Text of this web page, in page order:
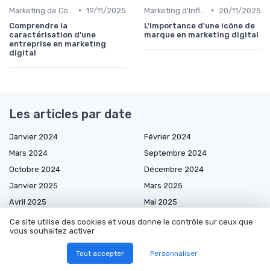
• 19/11/2025
Comprendre la
caractérisation d'une
entreprise en marketing
digital
•
20/11/2025
L'importance d'une icône de
marque en marketing digital
Les articles par date
Janvier 2024
Février 2024
Mars 2024
Septembre 2024
Octobre 2024
Décembre 2024
Janvier 2025
Mars 2025
Avril 2025
Mai 2025
Juin 2025
Juillet 2025
Août 2025
Novembre 2025
Décembre 2025
Ce site utilise des cookies et vous donne le contrôle sur ceux que
vous souhaitez activer
Tout accepter Personnaliser